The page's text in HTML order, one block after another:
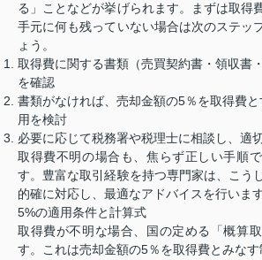
る」ことなどが挙げられます。まずは取得
手元に何も残っていない場合は次のステッ
ょう。
取得費に関する書類（売買契約書・領収書
を確認
書類がなければ、売却金額の5％を取得費
用を検討
必要に応じて税務署や税理士に相談し、適
取得費不明の場合も、焦らず正しい手順
す。豊富な取引経験を持つ専門家は、こう
的確に対応し、最適なアドバイスを行います
5%の適用条件と計算式
取得費が不明な場合、国の定める「概算
す。これは売却金額の5％を取得費とみな